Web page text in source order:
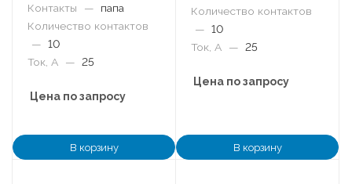
Контакты
—
папа
Количество контактов
— 10
Ток, А
— 25
Цена по запросу
В корзину
Количество контактов
— 10
Ток, А
— 25
Цена по запросу
В корзину